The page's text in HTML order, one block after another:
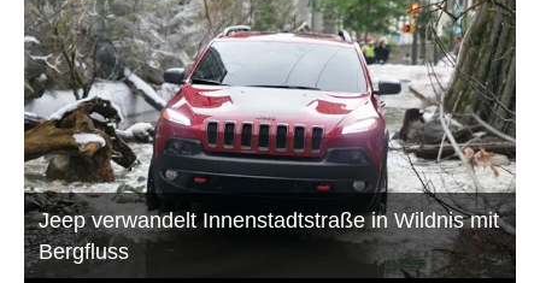
Jeep verwandelt Innenstadtstraße in Wildnis mit
Bergfluss